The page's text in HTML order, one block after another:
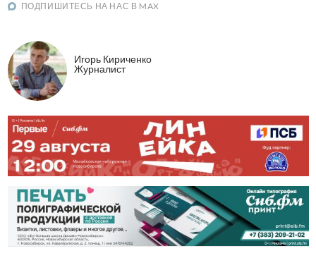
ПОДПИШИТЕСЬ НА НАС В MAX
Игорь Кириченко
Журналист